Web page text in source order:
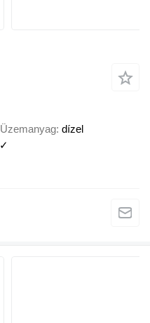
Üzemanyag dízel
✓